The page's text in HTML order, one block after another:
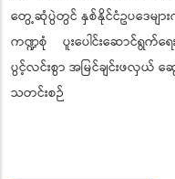
တွေ့ဆုံပွဲတွင် နှစ်နိုင်ငံဥပဒေများ
ကဏ္ဍစုံ ပူးပေါင်းဆောင်ရွက်ရေ
ပွင့်လင်းစွာ အမြင်ချင်းဖလှယ် ဆွ
သတင်းစဉ်